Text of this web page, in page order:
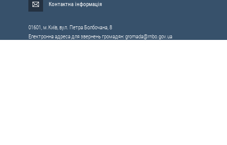
Контактна інформація
01601, м.Київ, вул. Петра Болбочана, 8
Електронна адреса для звернень громадян:gromada@rnbo.gov.ua